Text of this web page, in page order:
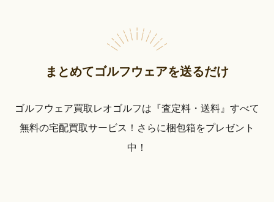
まとめてゴルフウェアを送るだけ
ゴルフウェア買取レオゴルフは『査定料・送料』すべて
無料の宅配買取サービス！さらに梱包箱をプレゼント
中！